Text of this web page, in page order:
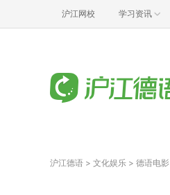
沪江网校 学习资讯
沪江德语 > 文化娱乐 > 德语电影